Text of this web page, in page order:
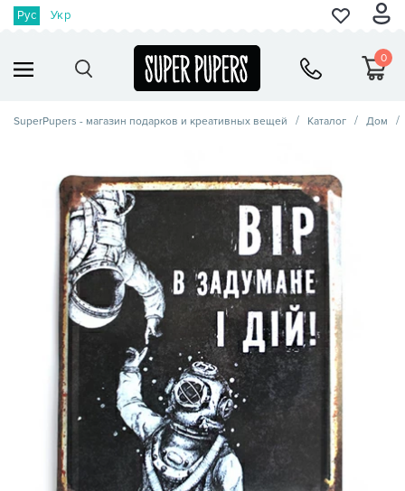
Рус Укр
0
SuperPupers - магазин подарков и креативных вещей Каталог Дом